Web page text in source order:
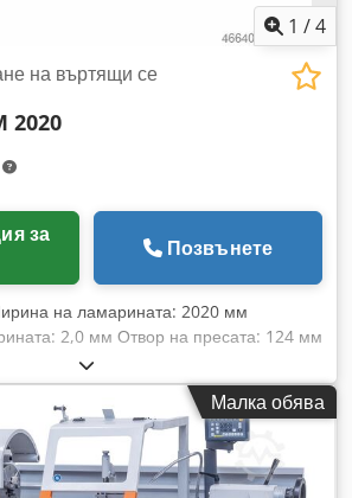
1 /4
на въртящи се
2020
Позвънете
на ламарината: 2020 мм
2,0 мм Отвор на пресата: 124 мм
огъване: 0 - 135 ° Работна височина:
мощност: ръчно Тегло на
кг Размери (Д x Ш x В): ок. 2,75 x 0,56 x
- Лесна за работа челюстна
движение на горната греда
- Ръчно регулируем ъгъл на огъване с
Малка обява